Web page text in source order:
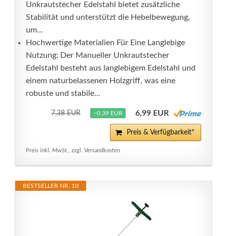
Unkrautstecher Edelstahl bietet zusätzliche
Stabilität und unterstützt die Hebelbewegung,
um...
Hochwertige Materialien Für Eine Langlebige
Nutzung: Der Manueller Unkrautstecher
Edelstahl besteht aus langlebigem Edelstahl und
einem naturbelassenen Holzgriff, was eine
robuste und stabile...
7,38 EUR −0,39 EUR 6,99 EUR
Preis & Verfügbarkeit*
Preis inkl. MwSt., zzgl. Versandkosten
BESTSELLER NR. 10